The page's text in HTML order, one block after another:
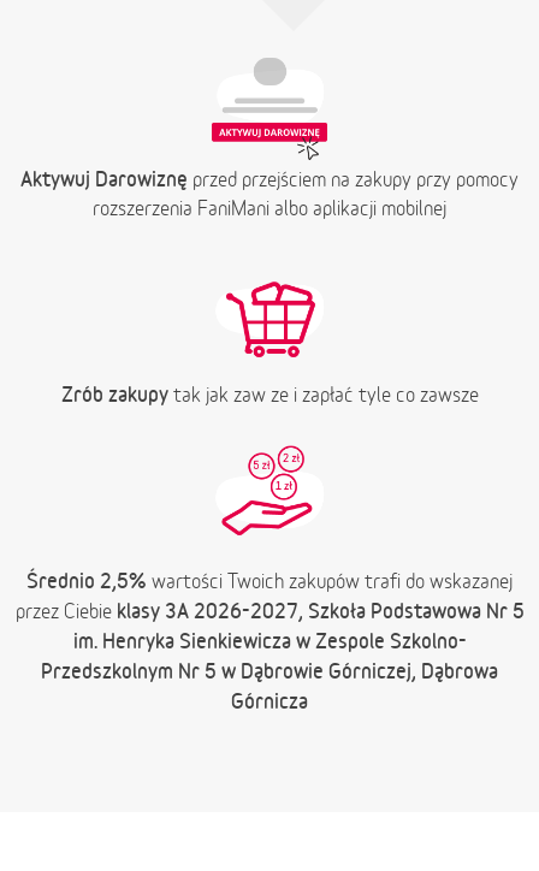
Aktywuj Darowiznę przed przejściem na zakupy przy pomocy
rozszerzenia FaniMani albo aplikacji mobilnej
Zrób zakupytak jak zaw ze i zapłać tyle co zawsze
Średnio 2,5% wartości Twoich zakupów trafi do wskazanej
przez Ciebie klasy 3A 2026-2027, Szkoła Podstawowa Nr 5
im. Henryka Sienkiewicza w Zespole Szkolno-
Przedszkolnym Nr 5 w Dąbrowie Górniczej, Dąbrowa
Górnicza